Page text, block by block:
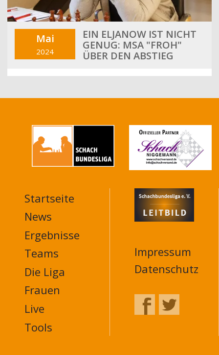
Mai
2024
EIN ELJANOW IST NICHT
GENUG: MSA "FROH"
ÜBER DEN ABSTIEG
MAIN
NAVIGATION
FOOTER
Startseite
News
Ergebnisse
Teams
Die Liga
Frauen
Live
Tools
Impressum
Datenschutz